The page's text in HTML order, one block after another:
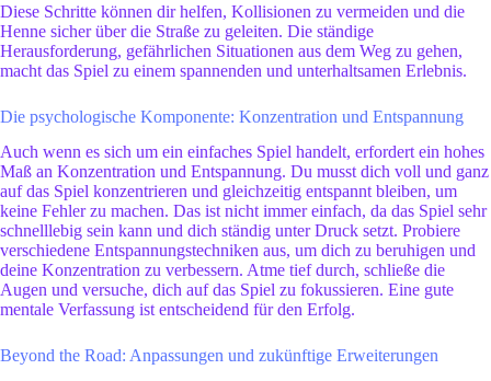
Diese Schritte können dir helfen, Kollisionen zu vermeiden und die
Henne sicher über die Straße zu geleiten. Die ständige
Herausforderung, gefährlichen Situationen aus dem Weg zu gehen,
macht das Spiel zu einem spannenden und unterhaltsamen Erlebnis.
Die psychologische Komponente: Konzentration und Entspannung
Auch wenn es sich um ein einfaches Spiel handelt, erfordert ein hohes
Maß an Konzentration und Entspannung. Du musst dich voll und ganz
auf das Spiel konzentrieren und gleichzeitig entspannt bleiben, um
keine Fehler zu machen. Das ist nicht immer einfach, da das Spiel sehr
schnelllebig sein kann und dich ständig unter Druck setzt. Probiere
verschiedene Entspannungstechniken aus, um dich zu beruhigen und
deine Konzentration zu verbessern. Atme tief durch, schließe die
Augen und versuche, dich auf das Spiel zu fokussieren. Eine gute
mentale Verfassung ist entscheidend für den Erfolg.
Beyond the Road: Anpassungen und zukünftige Erweiterungen